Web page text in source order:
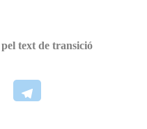
text de transició